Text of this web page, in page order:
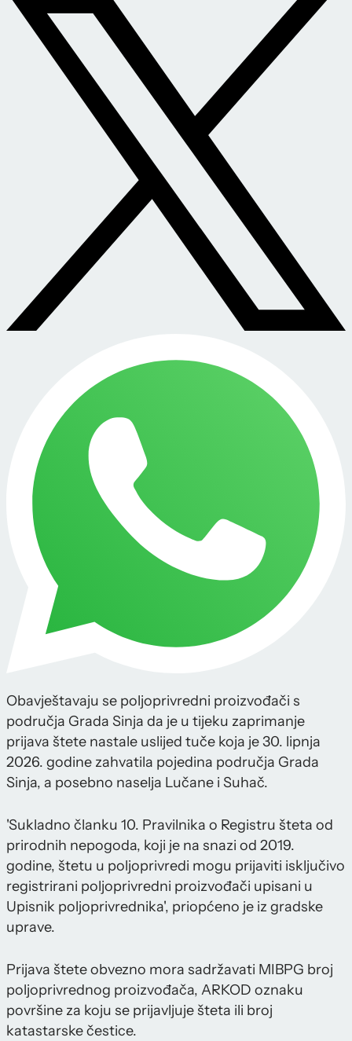
Obavještavaju se poljoprivredni proizvođači s
područja Grada Sinja da je u tijeku zaprimanje
prijava štete nastale uslijed tuče koja je 30. lipnja
2026. godine zahvatila pojedina područja Grada
Sinja, a posebno naselja Lučane i Suhač.
'Sukladno članku 10. Pravilnika o Registru šteta od
prirodnih nepogoda, koji je na snazi od 2019.
godine, štetu u poljoprivredi mogu prijaviti isključivo
registrirani poljoprivredni proizvođači upisani u
Upisnik poljoprivrednika', priopćeno je iz gradske
uprave.
Prijava štete obvezno mora sadržavati MIBPG broj
poljoprivrednog proizvođača, ARKOD oznaku
površine za koju se prijavljuje šteta ili broj
katastarske čestice.